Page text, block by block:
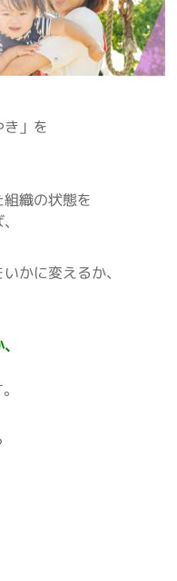
」を
織の状態を
かに変えるか、